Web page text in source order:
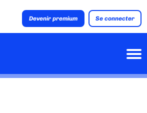
Devenir premium Se connecter